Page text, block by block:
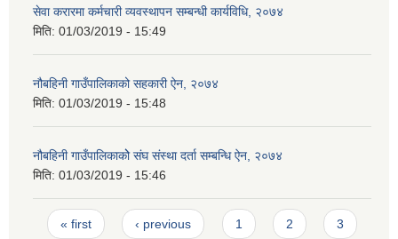
सेवा करारमा कर्मचारी व्यवस्थापन सम्बन्धी कार्यविधि, २०७४
मिति: 01/03/2019 - 15:49
नौबहिनी गाउँपालिकाको सहकारी ऐन, २०७४
मिति: 01/03/2019 - 15:48
नौबहिनी गाउँपालिकाकोे संघ संस्था दर्ता सम्बन्धि ऐन, २०७४
मिति: 01/03/2019 - 15:46
Pages
« first ‹ previous 1 2 3